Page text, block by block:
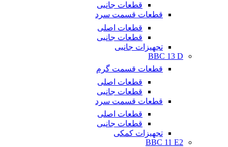
قطعات جانبی
قطعات قسمت سرد
قطعات اصلی
قطعات جانبی
تجهیزات جانبی
BBC 13 D
قطعات قسمت گرم
قطعات اصلی
قطعات جانبی
قطعات قسمت سرد
قطعات اصلی
قطعات جانبی
تجهیزات کمکی
BBC 11 E2